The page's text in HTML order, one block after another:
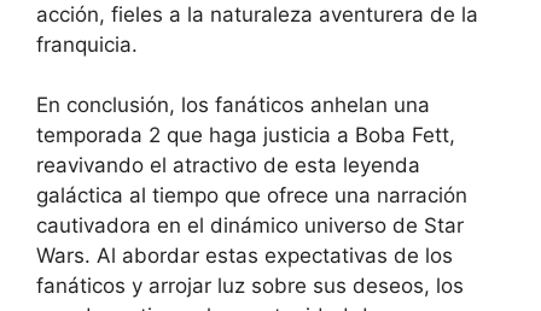
acción, fieles a la naturaleza aventurera de la
franquicia.
En conclusión, los fanáticos anhelan una
temporada 2 que haga justicia a Boba Fett,
reavivando el atractivo de esta leyenda
galáctica al tiempo que ofrece una narración
cautivadora en el dinámico universo de Star
Wars. Al abordar estas expectativas de los
fanáticos y arrojar luz sobre sus deseos, los